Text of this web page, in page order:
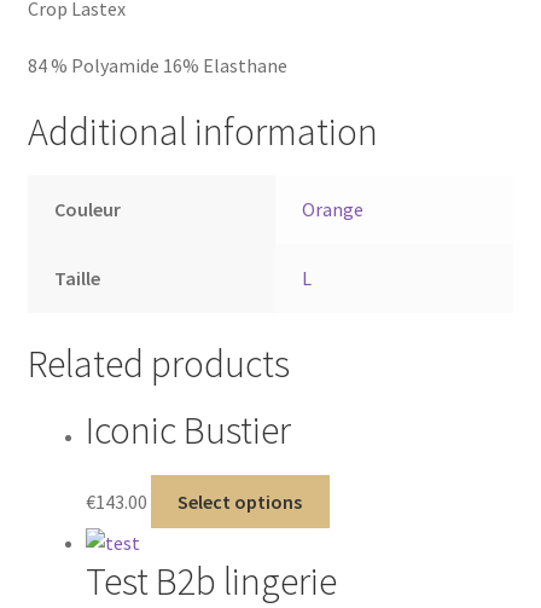
Crop Lastex
84 % Polyamide 16% Elasthane
Additional information
Couleur Orange
Taille L
Related products
Iconic Bustier
€143.00 Select options
Test B2b lingerie